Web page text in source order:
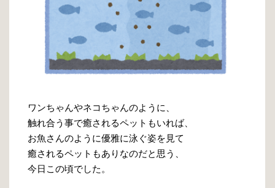
ワンちゃんやネコちゃんのように、
触れ合う事で癒されるペットもいれば、
お魚さんのように優雅に泳ぐ姿を見て
癒されるペットもありなのだと思う、
今日この頃でした。